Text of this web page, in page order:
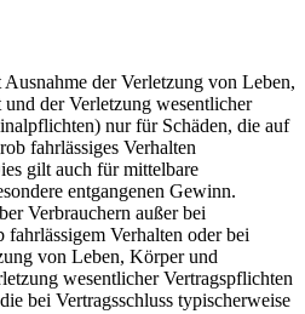
der Verletzung von Leben,
der Verletzung wesentlicher
nur für Schäden, die auf
fahrlässiges Verhalten
gilt auch für mittelbare
entgangenen Gewinn.
Verbrauchern außer bei
Verhalten oder bei
von Leben, Körper und
wesentlicher Vertragspflichten
bei Vertragsschluss typischerweise